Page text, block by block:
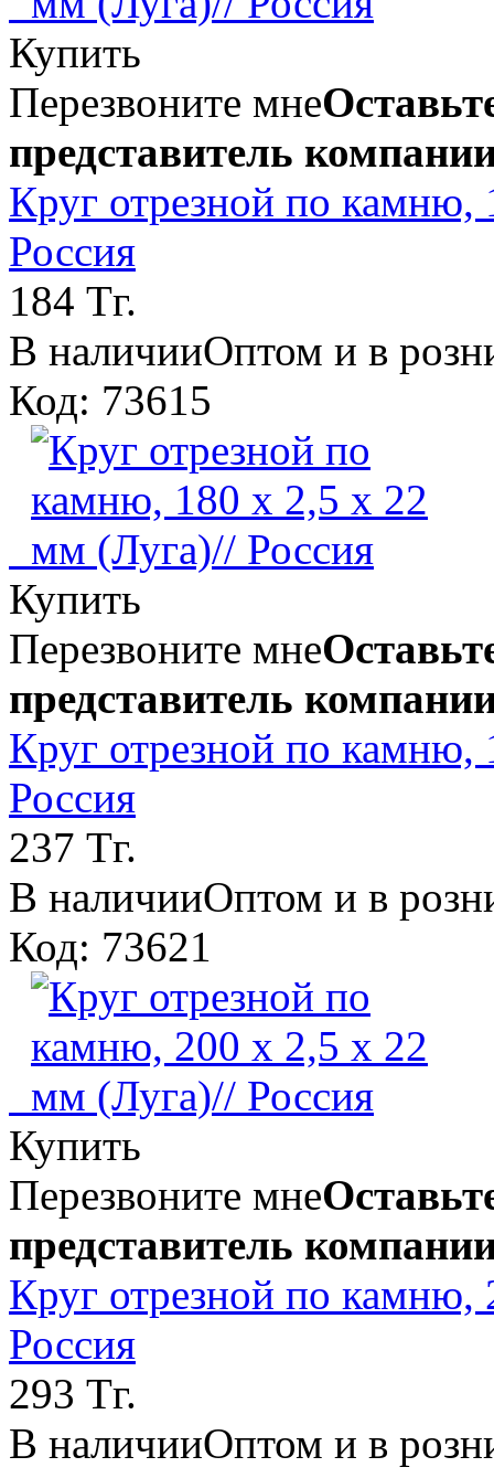
Купить
Перезвоните мне
представитель
Круг отрезной по
Россия
184 Тг.
В наличииОптом и в
Код: 73615
Купить
Перезвоните мне
представитель
Круг отрезной по
Россия
237 Тг.
В наличииОптом и в
Код: 73621
Купить
Перезвоните мне
представитель
Круг отрезной по
Россия
293 Тг.
В наличииОптом и в